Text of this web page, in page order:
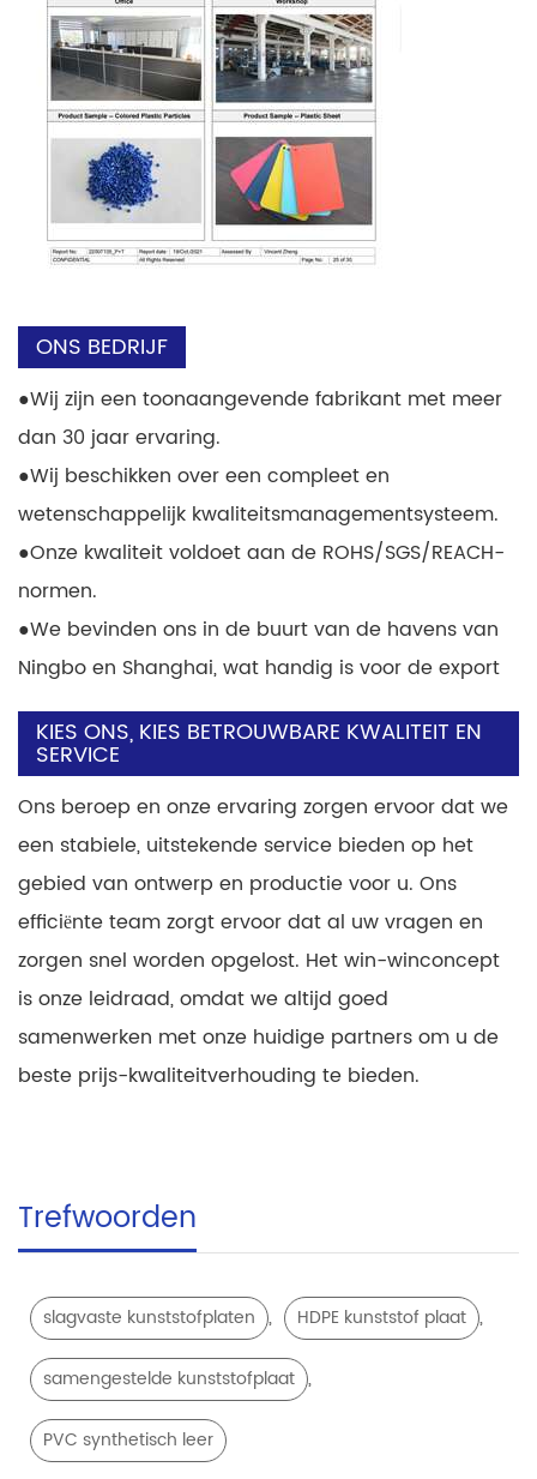
ONS BEDRIJF
●Wij zijn een toonaangevende fabrikant met meer
dan 30 jaar ervaring.
●Wij beschikken over een compleet en
wetenschappelijk kwaliteitsmanagementsysteem.
●Onze kwaliteit voldoet aan de ROHS/SGS/REACH-
normen.
●We bevinden ons in de buurt van de havens van
Ningbo en Shanghai, wat handig is voor de export
KIES ONS, KIES BETROUWBARE KWALITEIT EN
SERVICE
Ons beroep en onze ervaring zorgen ervoor dat we
een stabiele, uitstekende service bieden op het
gebied van ontwerp en productie voor u. Ons
efficiënte team zorgt ervoor dat al uw vragen en
zorgen snel worden opgelost. Het win-winconcept
is onze leidraad, omdat we altijd goed
samenwerken met onze huidige partners om u de
beste prijs-kwaliteitverhouding te bieden.
Trefwoorden
slagvaste kunststofplaten , HDPE kunststof plaat ,
samengestelde kunststofplaat ,
PVC synthetisch leer